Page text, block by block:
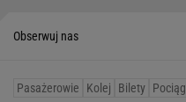
Obserwuj nas
Pasażerowie Kolej Bilety Pociąg